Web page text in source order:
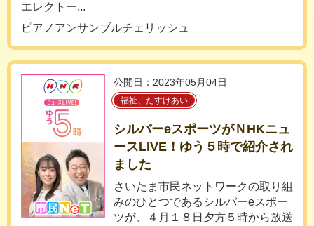
エレクトー...
ピアノアンサンブルチェリッシュ
公開日：2023年05月04日
福祉、たすけあい
シルバーeスポーツがＮHKニュ
ースLIVE！ゆう５時で紹介され
ました
さいたま市民ネットワークの取り組
みのひとつであるシルバーeスポー
ツが、４月１８日夕方５時から放送